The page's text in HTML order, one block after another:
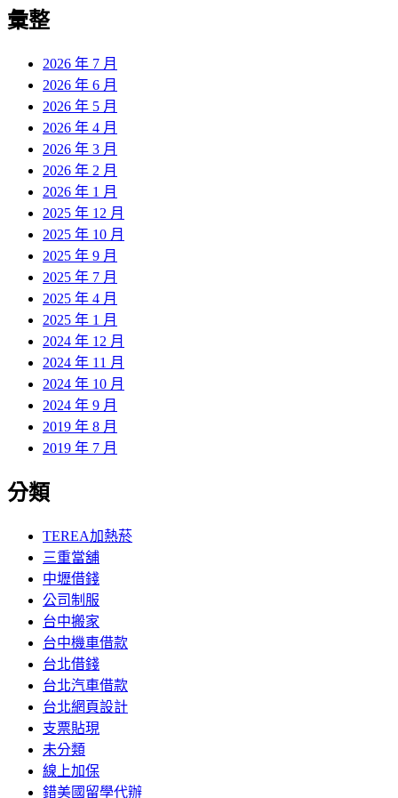
彙整
2026 年 7 月
2026 年 6 月
2026 年 5 月
2026 年 4 月
2026 年 3 月
2026 年 2 月
2026 年 1 月
2025 年 12 月
2025 年 10 月
2025 年 9 月
2025 年 7 月
2025 年 4 月
2025 年 1 月
2024 年 12 月
2024 年 11 月
2024 年 10 月
2024 年 9 月
2019 年 8 月
2019 年 7 月
分類
TEREA加熱菸
三重當舖
中壢借錢
公司制服
台中搬家
台中機車借款
台北借錢
台北汽車借款
台北網頁設計
支票貼現
未分類
線上加保
錯美國留學代辦